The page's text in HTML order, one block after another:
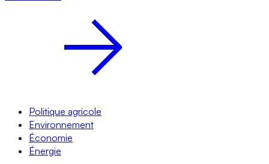
Politique agricole
Environnement
Économie
Énergie